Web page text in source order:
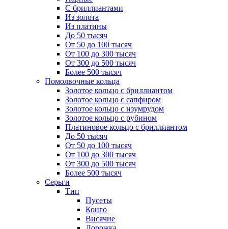
С бриллиантами
Из золота
Из платины
До 50 тысяч
От 50 до 100 тысяч
От 100 до 300 тысяч
От 300 до 500 тысяч
Более 500 тысяч
Помолвочные кольца
Золотое кольцо с бриллиантом
Золотое кольцо с сапфиром
Золотое кольцо с изумрудом
Золотое кольцо с рубином
Платиновое кольцо с бриллиантом
До 50 тысяч
От 50 до 100 тысяч
От 100 до 300 тысяч
От 300 до 500 тысяч
Более 500 тысяч
Серьги
Тип
Пусеты
Конго
Висячие